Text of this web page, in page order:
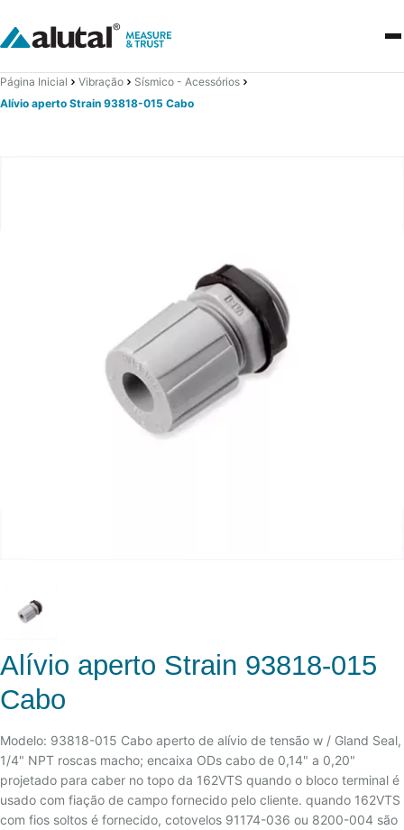
Página Inicial Vibração
Sísmico - Acessórios
Alívio aperto Strain 93818-015 Cabo
Alívio aperto Strain 93818-015
Cabo
Modelo: 93818-015 Cabo aperto de alívio de tensão w / Gland Seal,
1/4" NPT roscas macho; encaixa ODs cabo de 0,14" a 0,20"
projetado para caber no topo da 162VTS quando o bloco terminal é
usado com fiação de campo fornecido pelo cliente. quando 162VTS
com fios soltos é fornecido, cotovelos 91174-036 ou 8200-004 são